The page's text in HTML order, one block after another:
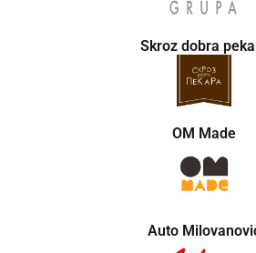
Skroz dobra
OM Made
Auto